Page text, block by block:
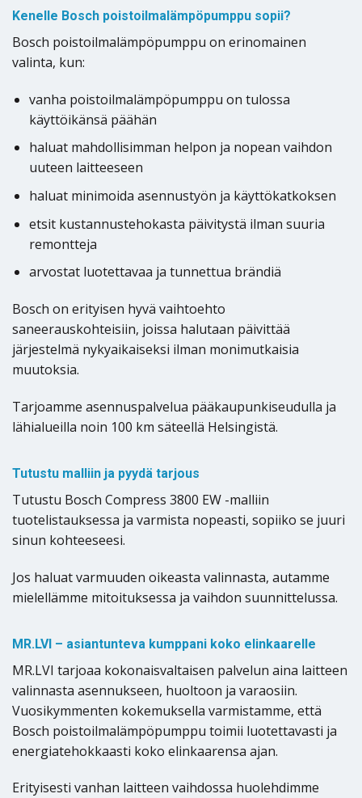
Kenelle Bosch poistoilmalämpöpumppu sopii?
Bosch poistoilmalämpöpumppu on erinomainen
valinta, kun:
vanha poistoilmalämpöpumppu on tulossa
käyttöikänsä päähän
haluat mahdollisimman helpon ja nopean vaihdon
uuteen laitteeseen
haluat minimoida asennustyön ja käyttökatkoksen
etsit kustannustehokasta päivitystä ilman suuria
remontteja
arvostat luotettavaa ja tunnettua brändiä
Bosch on erityisen hyvä vaihtoehto
saneerauskohteisiin, joissa halutaan päivittää
järjestelmä nykyaikaiseksi ilman monimutkaisia
muutoksia.
Tarjoamme asennuspalvelua pääkaupunkiseudulla ja
lähialueilla noin 100 km säteellä Helsingistä.
Tutustu malliin ja pyydä tarjous
Tutustu Bosch Compress 3800 EW -malliin
tuotelistauksessa ja varmista nopeasti, sopiiko se juuri
sinun kohteeseesi.
Jos haluat varmuuden oikeasta valinnasta, autamme
mielellämme mitoituksessa ja vaihdon suunnittelussa.
MR.LVI – asiantunteva kumppani koko elinkaarelle
MR.LVI tarjoaa kokonaisvaltaisen palvelun aina laitteen
valinnasta asennukseen, huoltoon ja varaosiin.
Vuosikymmenten kokemuksella varmistamme, että
Bosch poistoilmalämpöpumppu toimii luotettavasti ja
energiatehokkaasti koko elinkaarensa ajan.
Erityisesti vanhan laitteen vaihdossa huolehdimme